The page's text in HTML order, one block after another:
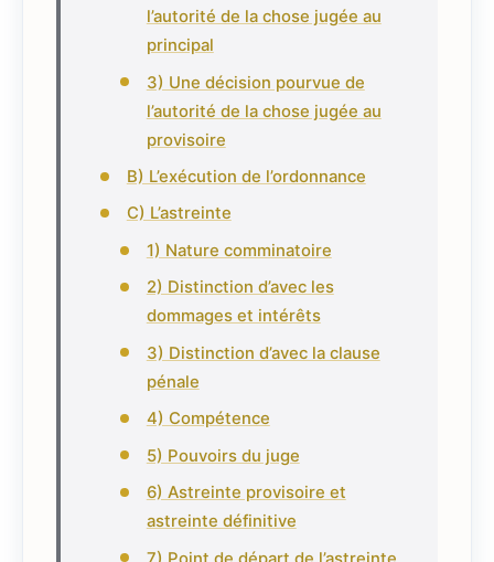
l’autorité de la chose jugée au
principal
3) Une décision pourvue de
l’autorité de la chose jugée au
provisoire
B) L’exécution de l’ordonnance
C) L’astreinte
1) Nature comminatoire
2) Distinction d’avec les
dommages et intérêts
3) Distinction d’avec la clause
pénale
4) Compétence
5) Pouvoirs du juge
6) Astreinte provisoire et
astreinte définitive